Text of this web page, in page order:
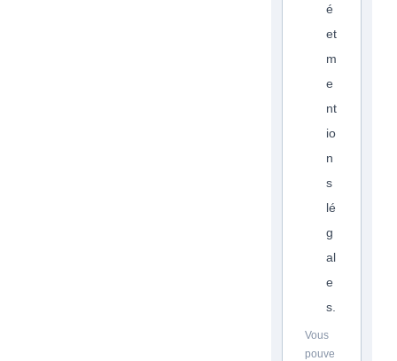
é
et
m
e
nt
io
n
s
lé
g
al
e
s.
Vous
pouve